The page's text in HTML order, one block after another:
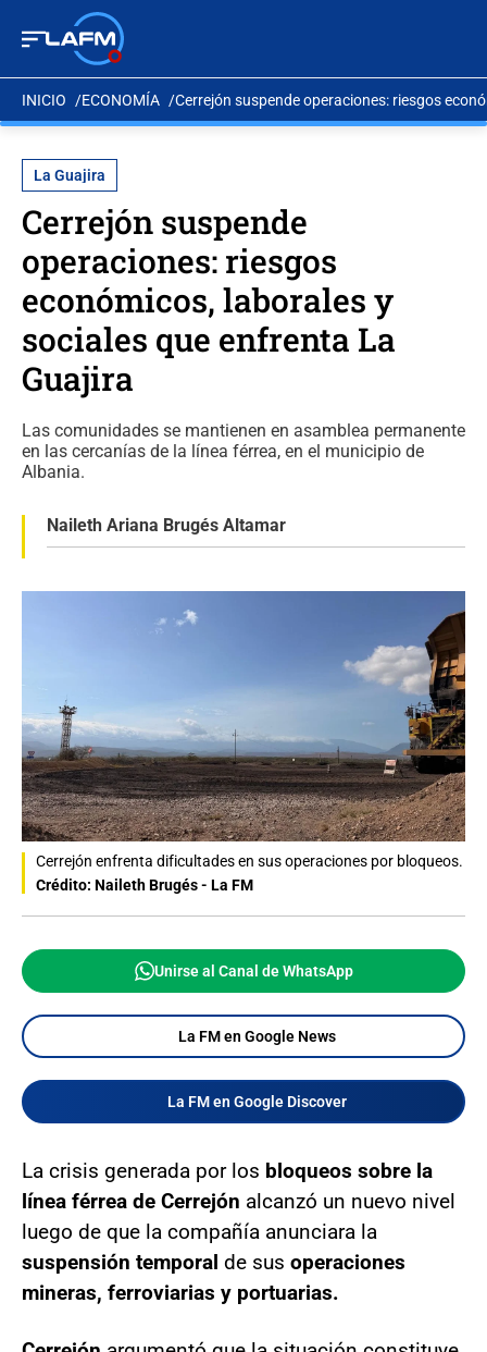
INICIO ECONOMÍA Cerrejón suspende operaciones: riesgos
La Guajira
Cerrejón suspende
operaciones: riesgos
económicos, laborales y
sociales que enfrenta La
Guajira
Las comunidades se mantienen en asamblea permanente
en las cercanías de la línea férrea, en el municipio de
Albania.
Naileth Ariana Brugés Altamar
Cerrejón enfrenta dificultades en sus operaciones por bloqueos.
Crédito: Naileth Brugés - La FM
Unirse al Canal de WhatsApp
La FM en Google News
La FM en Google Discover
La crisis generada por los bloqueos sobre la
línea férrea de Cerrejón alcanzó un nuevo nivel
luego de que la compañía anunciara la
suspensión temporal de sus operaciones
mineras, ferroviarias y portuarias.